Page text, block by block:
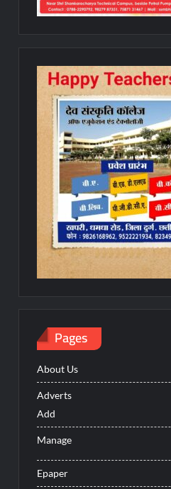
Pages
About Us
Adverts
Add
Manage
Epaper